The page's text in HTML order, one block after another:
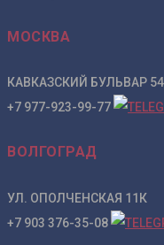
МОСКВА
КАВКАЗСКИЙ БУЛЬВАР
+7 977-923-99-77
ВОЛГОГРАД
УЛ. ОПОЛЧЕНСКАЯ 11К
+7 903 376-35-08